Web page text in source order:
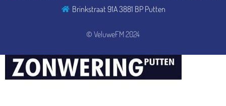
© VeluweFM 2024
Brinkstraat 91A 3881 BP Putten